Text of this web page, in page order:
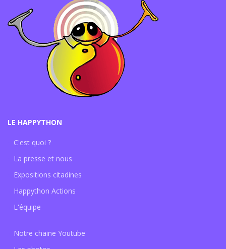
LE HAPPYTHON
C'est quoi ?
La presse et nous
Expositions citadines
Happython Actions
L'équipe
Notre chaine Youtube